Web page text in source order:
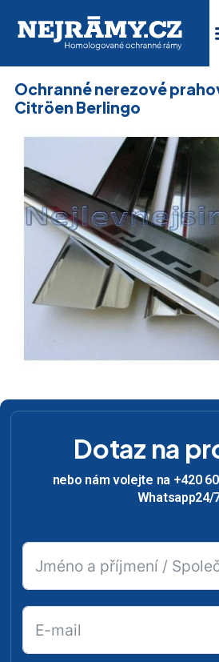
Ochranné nerezové
Citröen Berlingo
Dotaz na
nebo nám volejte na +420
Whatsapp24/